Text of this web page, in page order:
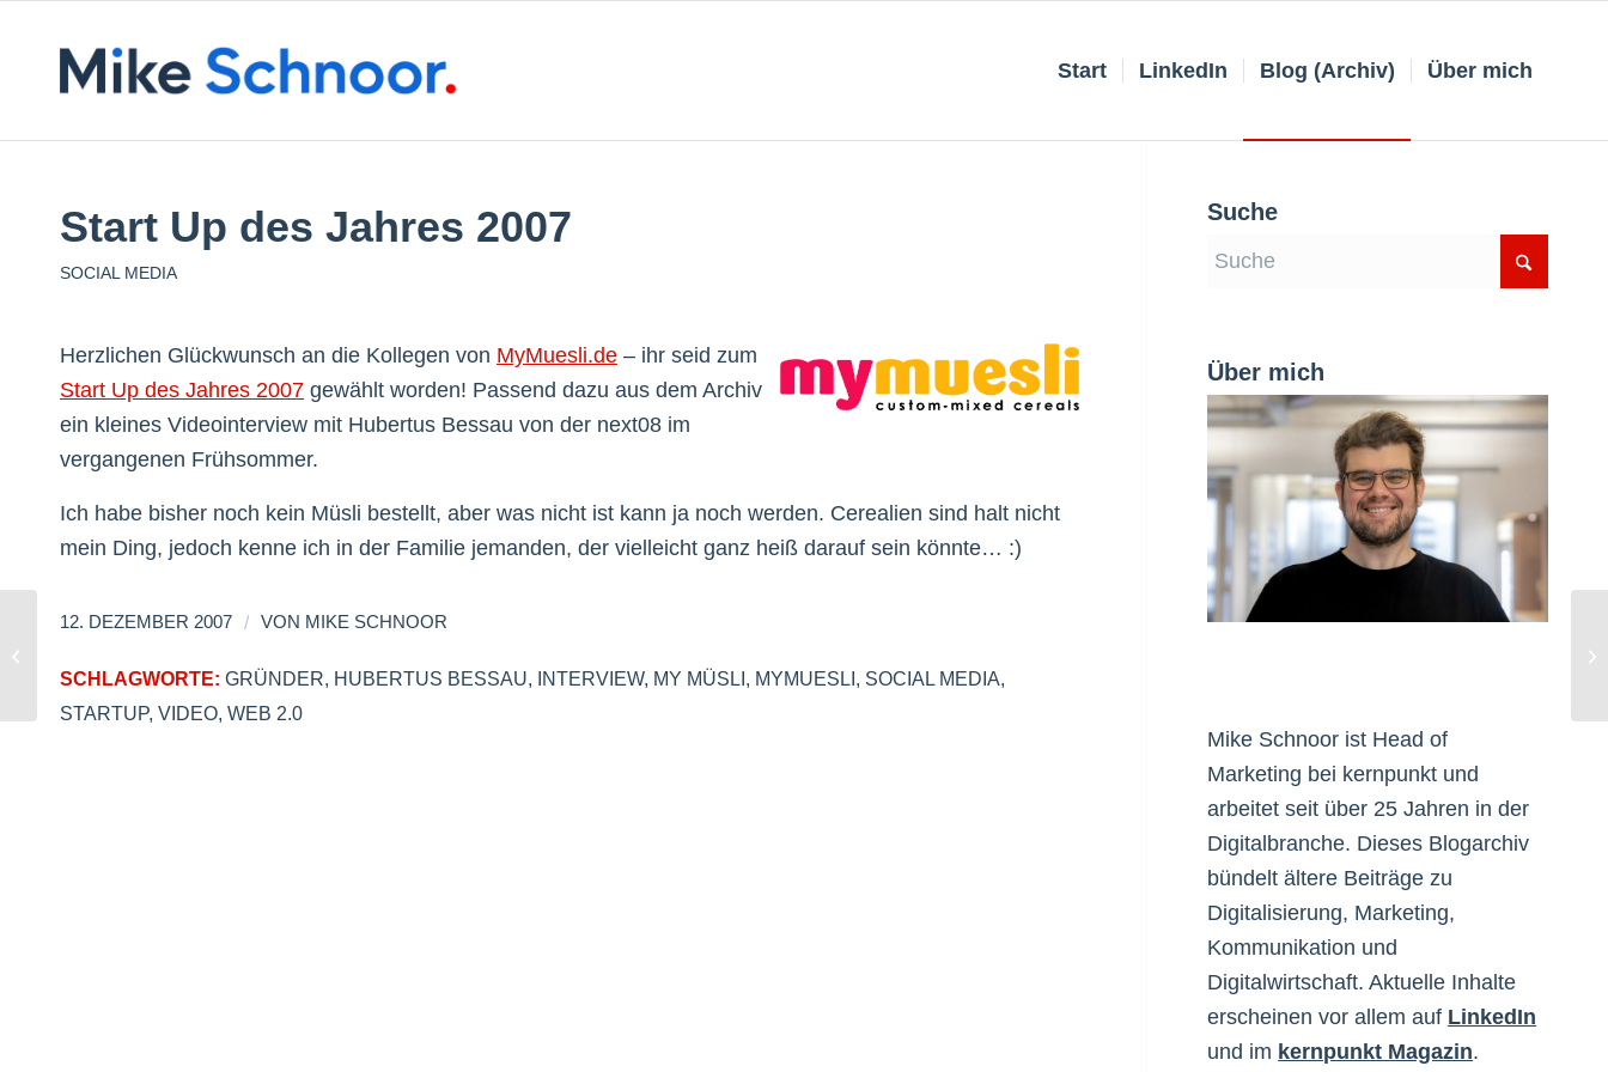
Start LinkedIn Blog (Archiv) Über mich
Start Up des Jahres 2007
SOCIAL MEDIA
Herzlichen Glückwunsch an die Kollegen von MyMuesli.de – ihr seid zum
Start Up des Jahres 2007 gewählt worden! Passend dazu aus dem Archiv
ein kleines Videointerview mit Hubertus Bessau von der next08 im
vergangenen Frühsommer.
Ich habe bisher noch kein Müsli bestellt, aber was nicht ist kann ja noch werden. Cerealien sind halt nicht
mein Ding, jedoch kenne ich in der Familie jemanden, der vielleicht ganz heiß darauf sein könnte… :)
12. DEZEMBER 2007 / VON MIKE SCHNOOR
SCHLAGWORTE: GRÜNDER, HUBERTUS BESSAU, INTERVIEW, MY MÜSLI, MYMUESLI, SOCIAL MEDIA,
STARTUP, VIDEO, WEB 2.0
Suche
Über mich
Mike Schnoor ist Head of
Marketing bei kernpunkt und
arbeitet seit über 25 Jahren in der
Digitalbranche. Dieses Blogarchiv
bündelt ältere Beiträge zu
Digitalisierung, Marketing,
Kommunikation und
Digitalwirtschaft. Aktuelle Inhalte
erscheinen vor allem auf LinkedIn
und im kernpunkt Magazin.